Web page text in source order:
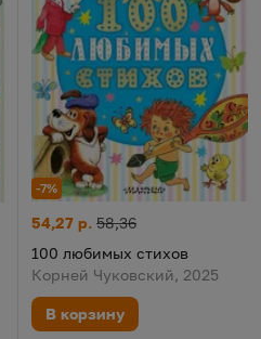
-7%
100 любимых стихов
Цена:
54,27 р.
Старая цена:
58,36
100 любимых стихов
Корней Чуковский, 2025
В корзину